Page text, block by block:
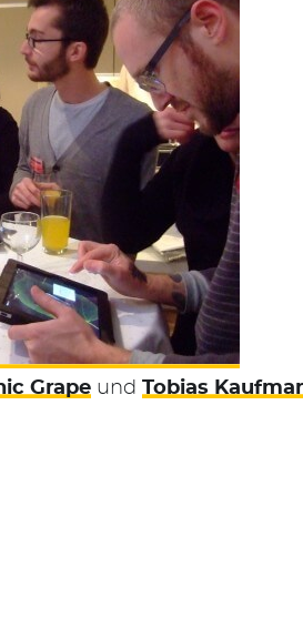
Grape und Tobias